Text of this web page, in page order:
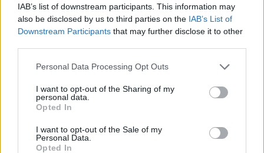
IAB’s list of downstream participants. This information may
also be disclosed by us to third parties on the IAB’s List of
Downstream Participants that may further disclose it to other
Personal Data Processing Opt Outs
I want to opt-out of the Sharing of my
personal data.
Opted In
I want to opt-out of the Sale of my
Personal Data.
Opted In
támogatta.
Washington DC 230 évvel ezelőtti létrehozása óta először
fordult elő, hogy a törvényhozás megszavazta Washington
DC államiságát. A törvényjavaslat azonban nem fog
republikánus többségű szenátus vezetője ugyanis még
pénteken jelezte, hogy a javaslatot nem is bocsátja